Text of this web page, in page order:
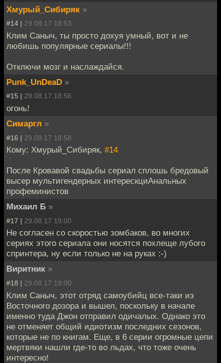
Хмурый_Сибиряк »
#14 | 29.08.17 18:53
Клим Саныч, ты просто дохуя умный, вот и не
любишь популярные сериалы!!!
Отключи мозг и наслаждайся.
Punk_UnDeaD »
#15 | 29.08.17 18:56
огонь!
Симаргл »
#16 | 29.08.17 18:58
Кому: Хмурый_Сибиряк, #14
После Кровавой свадьбы сериал сплошь бредовый
высер мультигендерных интерескциАнальных
профеминистов
Михаил Б »
#17 | 29.08.17 19:00
Не согласен со скоростью зомбаков, во многих
сериях этого сериала они носятся похлеще лубого
спринтера, ну если только не на руках :-)
Виритник »
#18 | 29.08.17 19:00
Клим Саныч, этот отряд самоубийц все-таки из
Восточного дозора и вышел, поскольку в начале
именно туда Джон отправил одичалых. Однако это
не отменяет общий идиотизм последних сезонов,
которые не по книгам. Еще, в 6 серии огромные цепи
мертвяки нашли где-то во льдах, что тоже очень
интересно!